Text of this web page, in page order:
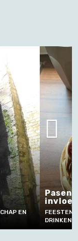
EN
Pasen
FEESTEN,
DRINKEN,